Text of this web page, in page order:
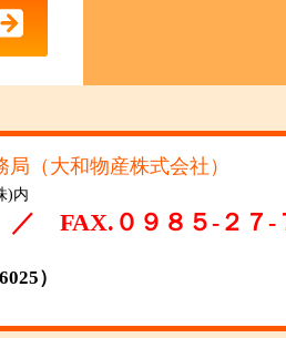
（大和物産株式会社）
)内
FAX.０９８５-２７-
）